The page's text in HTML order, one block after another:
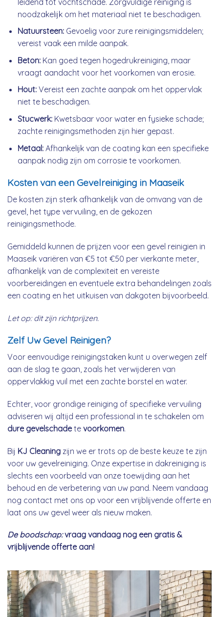
noodzakelijk om het materiaal niet te beschadigen.
Natuursteen:Gevoelig voor zure reinigingsmiddelen;
vereist vaak een milde aanpak.
Beton:Kan goed tegen hogedrukreiniging, maar
vraagt aandacht voor het voorkomen van erosie.
Hout:Vereist een zachte aanpak om het oppervlak
niet te beschadigen.
Stucwerk:Kwetsbaar voor water en fysieke schade;
zachte reinigingsmethoden zijn hier gepast.
Metaal:Afhankelijk van de coating kan een specifieke
aanpak nodig zijn om corrosie te voorkomen.
Kosten van een Gevelreiniging in Maaseik
De kosten zijn sterk afhankelijk van de omvang van de
gevel, het type vervuiling, en de gekozen
reinigingsmethode.
Gemiddeld kunnen de prijzen voor een gevel reinigien in
Maaseik variëren van €5 tot €50 per vierkante meter,
afhankelijk van de complexiteit en vereiste
voorbereidingen en eventuele extra behandelingen zoals
een coating en het uitkuisen van dakgoten bijvoorbeeld.
Let op: dit zijn richtprijzen.
Zelf Uw Gevel Reinigen?
Voor eenvoudige reinigingstaken kunt u overwegen zelf
aan de slag te gaan, zoals het verwijderen van
oppervlakkig vuil met een zachte borstel en water.
Echter, voor grondige reiniging of specifieke vervuiling
adviseren wij altijd een professional in te schakelen om
dure gevelschadete voorkomen.
Bij KJ Cleaning zijn we er trots op de beste keuze te zijn
voor uw gevelreiniging. Onze expertise in dakreiniging is
slechts een voorbeeld van onze toewijding aan het
behoud en de verbetering van uw pand. Neem vandaag
nog contact met ons op voor een vrijblijvende offerte en
laat ons uw gevel weer als nieuw maken.
De boodschap:vraag vandaag nog een gratis &
vrijblijvende offerte aan!